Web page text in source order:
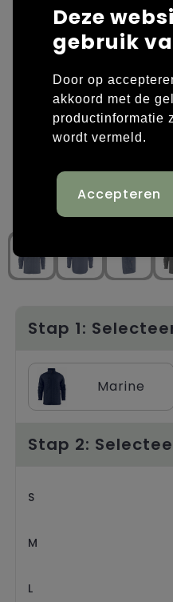
Laptop hoezen en
Papieren tassen
Promotietassen
Reistassen
Rugzakken
Tassen voor sport
Trolleys
Overige kleding
Sweaters bedrukken
T-shirts bedrukken
Vesten bedrukken
Schoenen bedrukken
Stap 1:
Marine
Stap 2:
S
M
L
Deze
gebruik
Door op
akkoord met de
productinformatie
wordt vermeld.